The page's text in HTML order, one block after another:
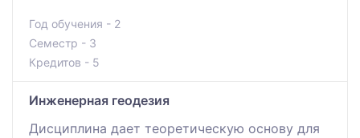
Год обучения - 2
Семестр - 3
Кредитов - 5
Инженерная геодезия
Дисциплина дает теоретическую основу для